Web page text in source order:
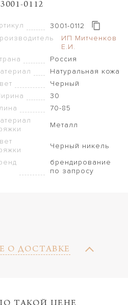
3001-0112
3001-0112
ИП Митченков
Е.И.
Россия
Натуральная кожа
Черный
30
70-85
Металл
Черный никель
брендирование
по запросу
О ДОСТАВКЕ